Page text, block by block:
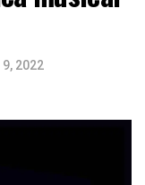
2022